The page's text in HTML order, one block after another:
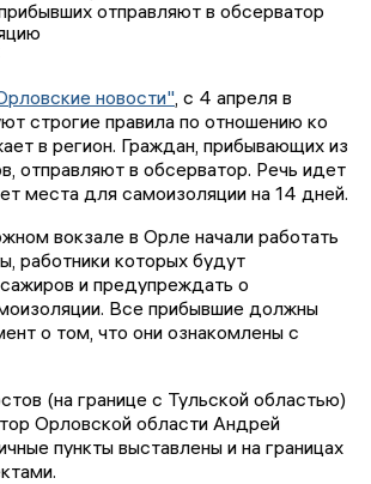
новости" , с 4 апреля в
строгие правила по отношению ко
в регион. Граждан, прибывающих из
отправляют в обсерватор. Речь идет
места для самоизоляции на 14 дней.
вокзале в Орле начали работать
работники которых будут
и предупреждать о
Все прибывшие должны
о том, что они ознакомлены с
(на границе с Тульской областью)
Орловской области Андрей
пункты выставлены и на границах